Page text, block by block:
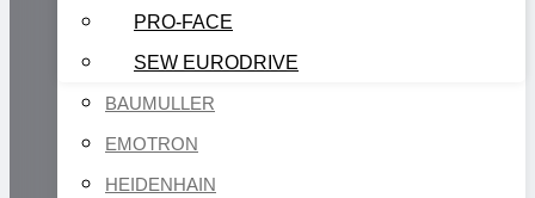
PRO-FACE
SEW EURODRIVE
BAUMULLER
EMOTRON
HEIDENHAIN